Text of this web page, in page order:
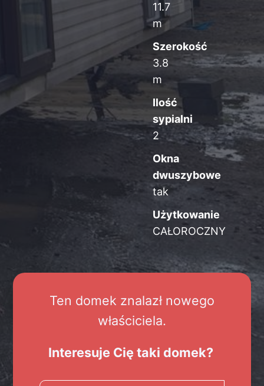
Ten domek znalazł nowego
właściciela.
Interesuje Cię taki domek?
11.7
m
Szerokość
3.8
m
Ilość
sypialni
2
Okna
dwuszybowe
tak
Użytkowanie
CAŁOROCZNY